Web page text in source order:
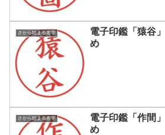
さから始まる名字
電子印鑑「猿谷
め
さから始まる名字
電子印鑑「作間
め